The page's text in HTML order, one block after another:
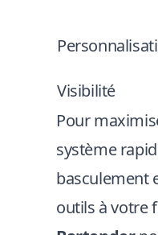
Visibilité
Pour
système
basculement
outils à votre